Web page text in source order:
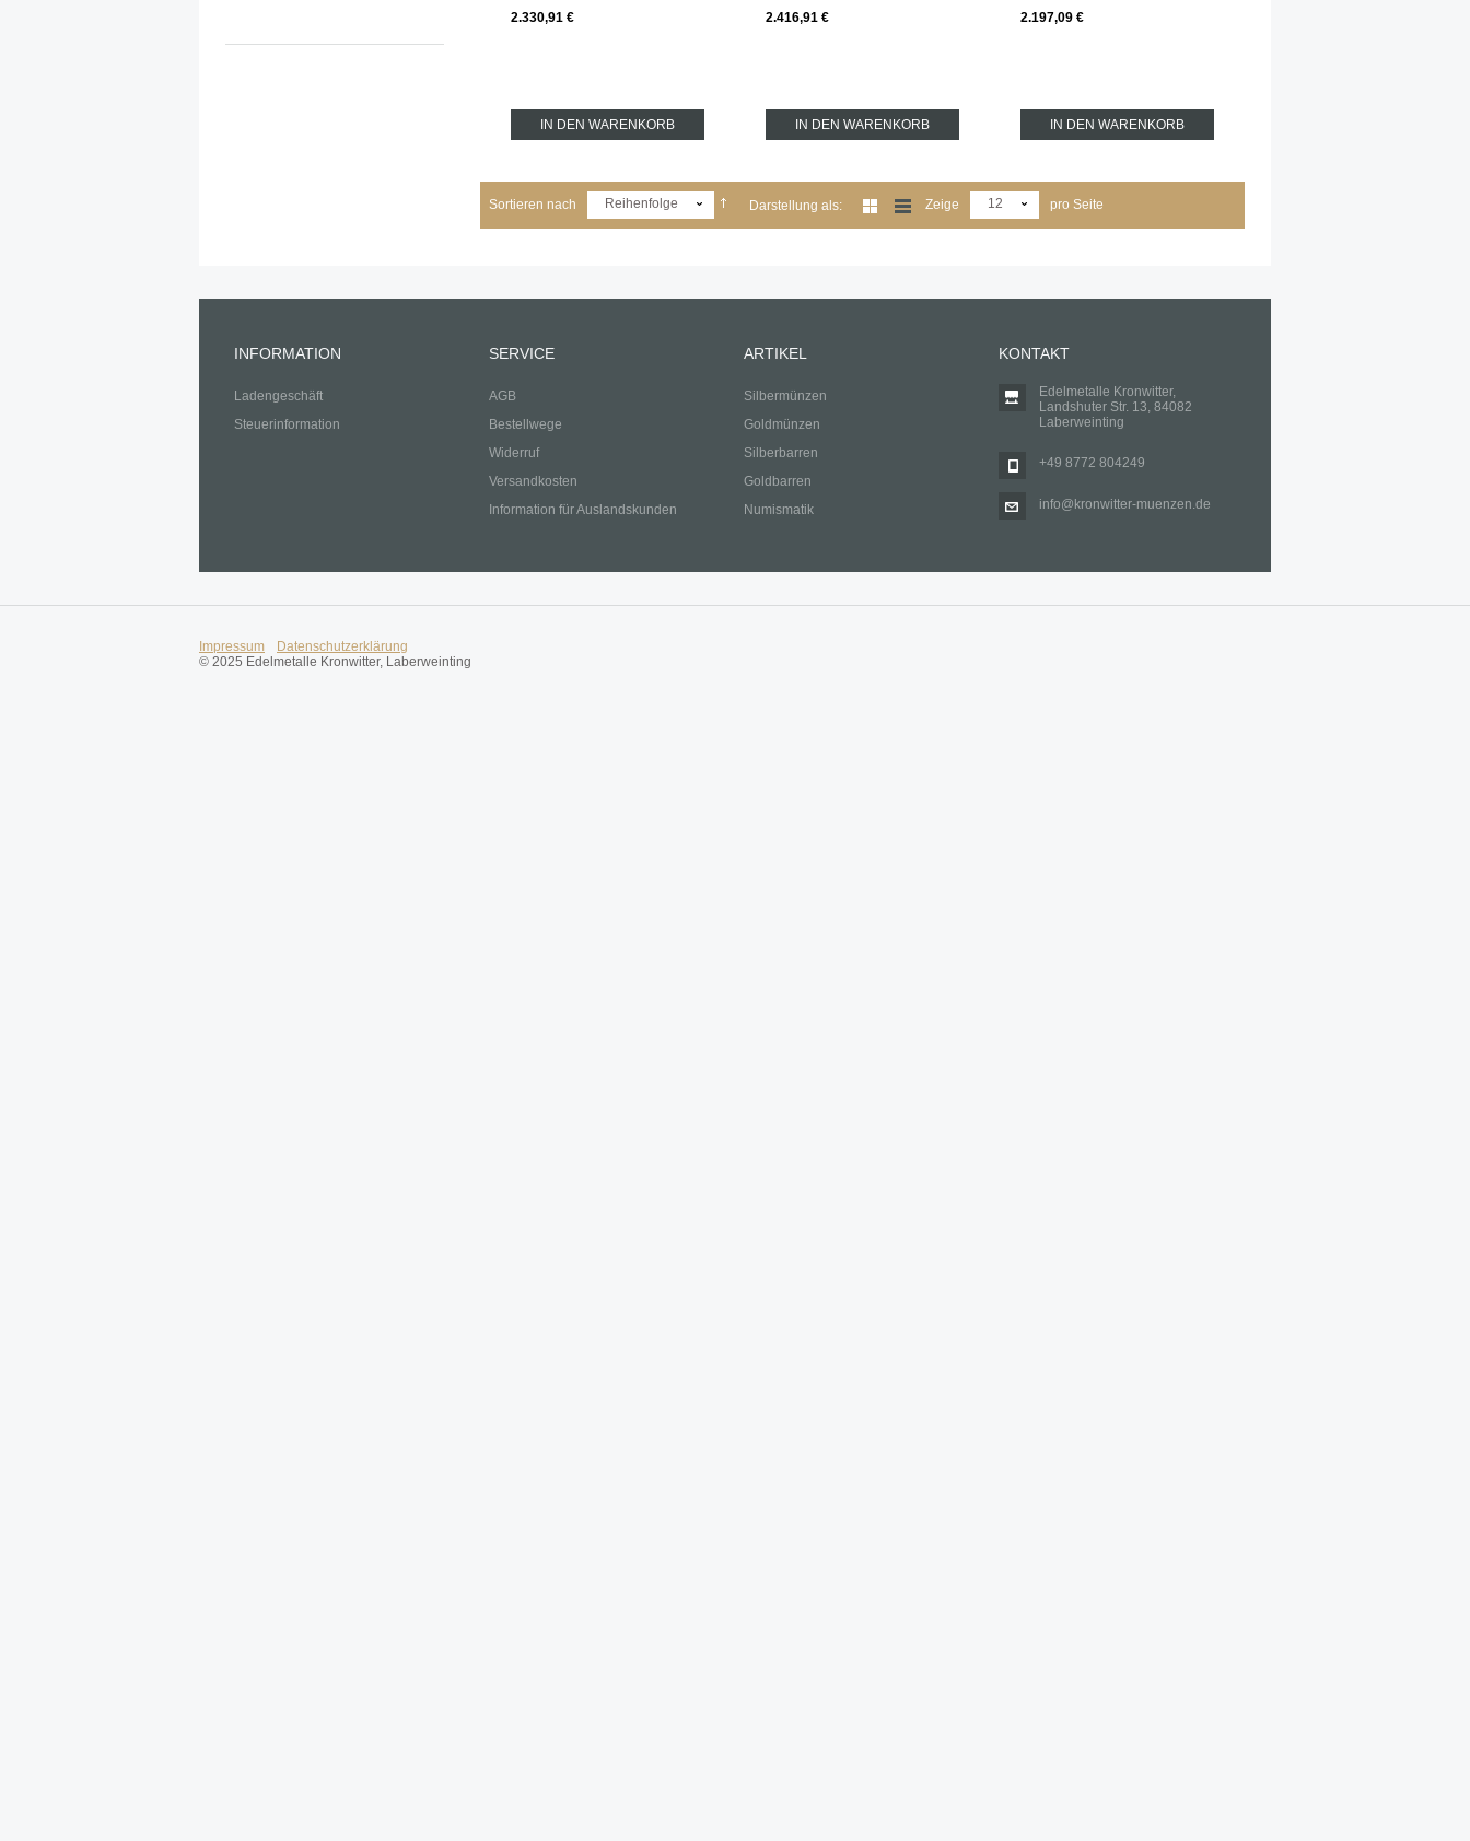
2.330,91 €
IN DEN WARENKORB
2.416,91 €
IN DEN WARENKORB
2.197,09 €
IN DEN WARENKORB
Sortieren nach Reihenfolge Darstellung als: Zeige 12 pro Seite
INFORMATION
Ladengeschäft
Steuerinformation
SERVICE
AGB
Bestellwege
Widerruf
Versandkosten
Information für Auslandskunden
ARTIKEL
Silbermünzen
Goldmünzen
Silberbarren
Goldbarren
Numismatik
KONTAKT
Edelmetalle Kronwitter,
Landshuter Str. 13, 84082
Laberweinting
+49 8772 804249
info@kronwitter-muenzen.de
Impressum
Datenschutzerklärung
© 2025 Edelmetalle Kronwitter, Laberweinting